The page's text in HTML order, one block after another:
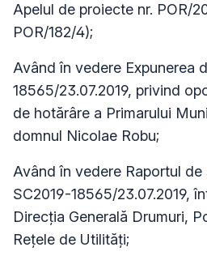
Apelul de proiecte nr. POR/
POR/182/4);
Având în vedere Expunerea
18565/23.07.2019, privind
de hotărâre a Primarului
domnul Nicolae Robu;
Având în vedere Raportul de
SC2019-18565/23.07.2019,
Direcţia Generală Drumuri,
Reţele de Utilităţi;